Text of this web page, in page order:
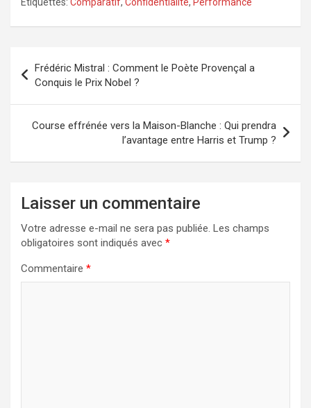
de
l’article
Frédéric Mistral : Comment le Poète Provençal a
Conquis le Prix Nobel ?
Course effrénée vers la Maison-Blanche : Qui prendra
l’avantage entre Harris et Trump ?
Laisser un commentaire
Votre adresse e-mail ne sera pas publiée. Les champs
obligatoires sont indiqués avec *
Commentaire *